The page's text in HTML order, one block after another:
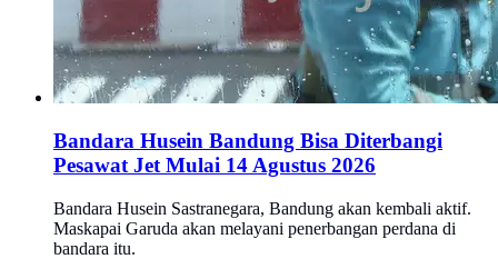
Bandara Husein Bandung Bisa Diterbangi
Pesawat Jet Mulai 14 Agustus 2026
Bandara Husein Sastranegara, Bandung akan kembali aktif.
Maskapai Garuda akan melayani penerbangan perdana di
bandara itu.